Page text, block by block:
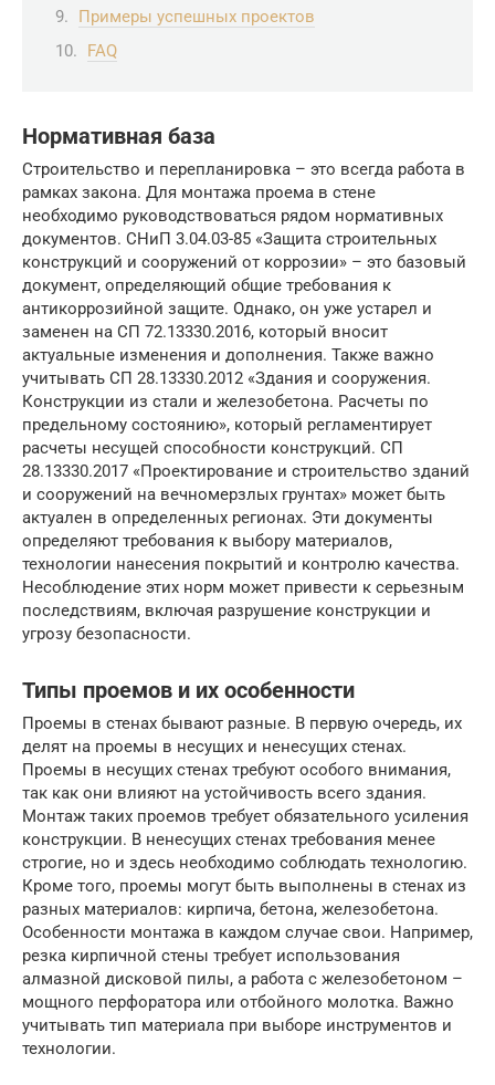
Примеры успешных проектов
FAQ
Нормативная база
Строительство и перепланировка – это всегда работа в
рамках закона. Для монтажа проема в стене
необходимо руководствоваться рядом нормативных
документов. СНиП 3.04.03-85 «Защита строительных
конструкций и сооружений от коррозии» – это базовый
документ, определяющий общие требования к
антикоррозийной защите. Однако, он уже устарел и
заменен на СП 72.13330.2016, который вносит
актуальные изменения и дополнения. Также важно
учитывать СП 28.13330.2012 «Здания и сооружения.
Конструкции из стали и железобетона. Расчеты по
предельному состоянию», который регламентирует
расчеты несущей способности конструкций. СП
28.13330.2017 «Проектирование и строительство зданий
и сооружений на вечномерзлых грунтах» может быть
актуален в определенных регионах. Эти документы
определяют требования к выбору материалов,
технологии нанесения покрытий и контролю качества.
Несоблюдение этих норм может привести к серьезным
последствиям, включая разрушение конструкции и
угрозу безопасности.
Типы проемов и их особенности
Проемы в стенах бывают разные. В первую очередь, их
делят на проемы в несущих и ненесущих стенах.
Проемы в несущих стенах требуют особого внимания,
так как они влияют на устойчивость всего здания.
Монтаж таких проемов требует обязательного усиления
конструкции. В ненесущих стенах требования менее
строгие, но и здесь необходимо соблюдать технологию.
Кроме того, проемы могут быть выполнены в стенах из
разных материалов: кирпича, бетона, железобетона.
Особенности монтажа в каждом случае свои. Например,
резка кирпичной стены требует использования
алмазной дисковой пилы, а работа с железобетоном –
мощного перфоратора или отбойного молотка. Важно
учитывать тип материала при выборе инструментов и
технологии.